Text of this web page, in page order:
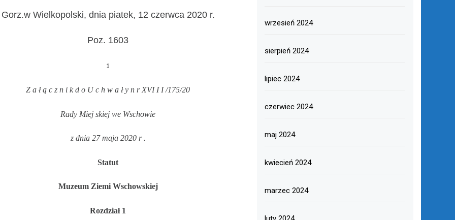
Gorz.w Wielkopolski, dnia piatek, 12 czerwca 2020 r.
Poz. 1603
1
Z a ł ą c z n i k d o U c h w a ł y n r XVI I I /175/20
Rady Miej skiej we Wschowie
z dnia 27 maja 2020 r .
Statut
Muzeum Ziemi Wschowskiej
Rozdział 1
wrzesień 2024
sierpień 2024
lipiec 2024
czerwiec 2024
maj 2024
kwiecień 2024
marzec 2024